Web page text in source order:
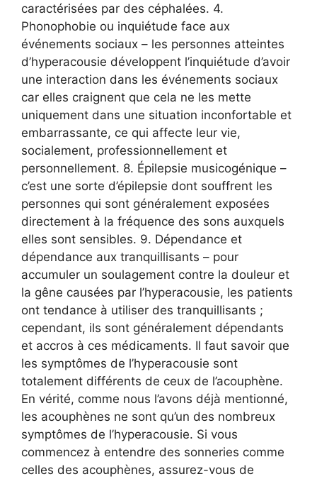
caractérisées par des céphalées. 4.
Phonophobie ou inquiétude face aux
événements sociaux – les personnes atteintes
d’hyperacousie développent l’inquiétude d’avoir
une interaction dans les événements sociaux
car elles craignent que cela ne les mette
uniquement dans une situation inconfortable et
embarrassante, ce qui affecte leur vie,
socialement, professionnellement et
personnellement. 8. Épilepsie musicogénique –
c’est une sorte d’épilepsie dont souffrent les
personnes qui sont généralement exposées
directement à la fréquence des sons auxquels
elles sont sensibles. 9. Dépendance et
dépendance aux tranquillisants – pour
accumuler un soulagement contre la douleur et
la gêne causées par l’hyperacousie, les patients
ont tendance à utiliser des tranquillisants ;
cependant, ils sont généralement dépendants
et accros à ces médicaments. Il faut savoir que
les symptômes de l’hyperacousie sont
totalement différents de ceux de l’acouphène.
En vérité, comme nous l’avons déjà mentionné,
les acouphènes ne sont qu’un des nombreux
symptômes de l’hyperacousie. Si vous
commencez à entendre des sonneries comme
celles des acouphènes, assurez-vous de